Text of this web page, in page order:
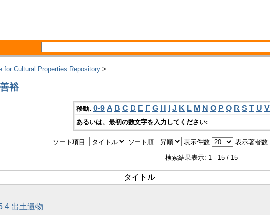
for Cultural Properties Repository >
裕
移動: 0-9 A B C D E F G H J K L M N O P Q R S T U V
あるいは、最初の数文字を入力してください:
ソート項目: ソート順: 表示件数 表示著者数:
検索結果表示: 1 - 15 / 15
タイトル
4 出土遺物